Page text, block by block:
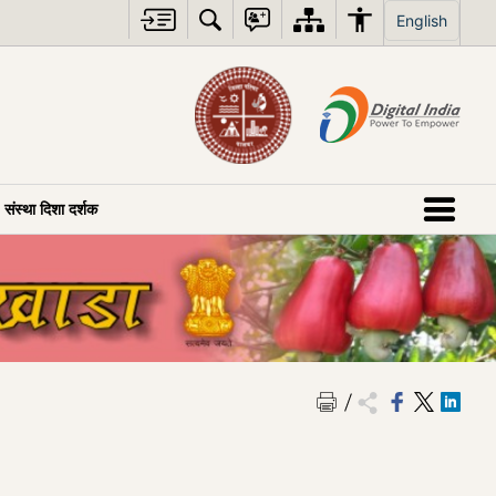
English
संस्था दिशा दर्शक